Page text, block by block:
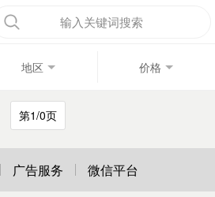
输入关键词搜索
地区 价格
第1/0页
广告服务 微信平台